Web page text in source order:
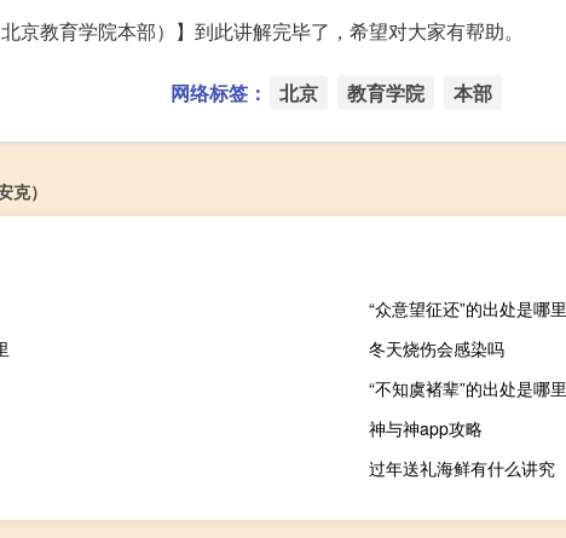
京教育学院本部）】到此讲解完毕了，希望对大家有帮助。
网络标签： 北京 教育学院 本部
克）
“众意望征还”的出处是哪里
冬天烧伤会感染吗
“不知虞褚辈”的出处是哪里
神与神app攻略
过年送礼海鲜有什么讲究